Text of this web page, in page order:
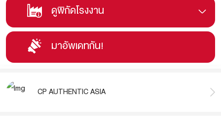
ดูพิกัดโรงงาน
มาอัพเดทกัน!
CP AUTHENTIC ASIA